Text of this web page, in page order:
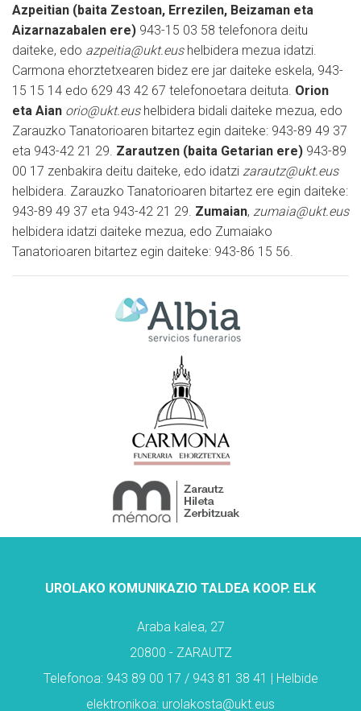
Azpeitian (baita Zestoan, Errezilen, Beizaman eta
Aizarnazabalen ere) 943-15 03 58 telefonora deitu
daiteke, edo azpeitia@ukt.eushelbidera mezua idatzi.
Carmona ehorztetxearen bidez ere jar daiteke eskela, 943-
15 15 14 edo 629 43 42 67 telefonoetara deituta. Orion
eta Aian orio@ukt.eushelbidera bidali daiteke mezua, edo
Zarauzko Tanatorioaren bitartez egin daiteke: 943-89 49 37
eta 943-42 21 29. Zarautzen (baita Getarian ere) 943-89
00 17 zenbakira deitu daiteke, edo idatzi zarautz@ukt.eus
helbidera. Zarauzko Tanatorioaren bitartez ere egin daiteke:
943-89 49 37 eta 943-42 21 29. Zumaian, zumaia@ukt.eus
helbidera idatzi daiteke mezua, edo Zumaiako
Tanatorioaren bitartez egin daiteke: 943-86 15 56.
UROLAKO KOMUNIKAZIO TALDEA KOOP. ELK
Araba kalea, 27
20800 - ZARAUTZ
Telefonoa: 943 89 00 17 / 943 81 38 41 | Helbide
elektronikoa: urolakosta@ukt.eus